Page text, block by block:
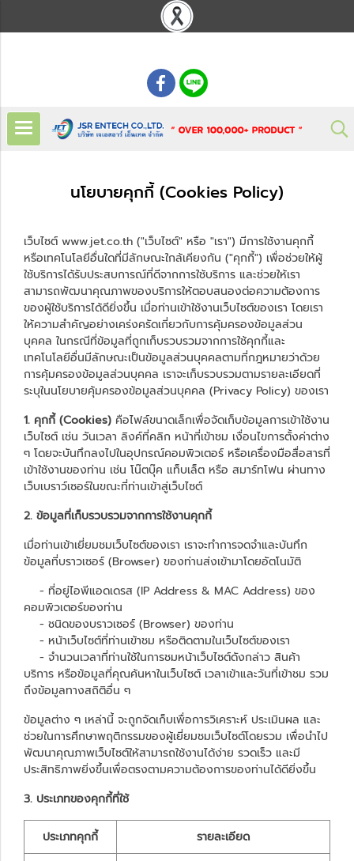
นโยบายคุกกี้ (Cookies Policy)
เว็บไซต์ www.jet.co.th ("เว็บไซต์" หรือ "เรา") มีการใช้งานคุกกี้
หรือเทคโนโลยีอื่นใดที่มีลักษณะใกล้เคียงกัน ("คุกกี้") เพื่อช่วยให้ผู้
ใช้บริการได้รับประสบการณ์ที่ดีจากการใช้บริการ และช่วยให้เรา
สามารถพัฒนาคุณภาพของบริการให้ตอบสนองต่อความต้องการ
ของผู้ใช้บริการได้ดียิ่งขึ้น เมื่อท่านเข้าใช้งานเว็บไซต์ของเรา โดยเรา
ให้ความสำคัญอย่างเคร่งครัดเกี่ยวกับการคุ้มครองข้อมูลส่วน
บุคคล ในกรณีที่ข้อมูลที่ถูกเก็บรวบรวมจากการใช้คุกกี้และ
เทคโนโลยีอื่นมีลักษณะเป็นข้อมูลส่วนบุคคลตามที่กฎหมายว่าด้วย
การคุ้มครองข้อมูลส่วนบุคคล เราจะเก็บรวบรวมตามรายละเอียดที่
ระบุในนโยบายคุ้มครองข้อมูลส่วนบุคคล (Privacy Policy) ของเรา
1. คุกกี้ (Cookies) คือไฟล์ขนาดเล็กเพื่อจัดเก็บข้อมูลการเข้าใช้งาน
เว็บไซต์ เช่น วันเวลา ลิงค์ที่คลิก หน้าที่เข้าชม เงื่อนไขการตั้งค่าต่าง
ๆ โดยจะบันทึกลงไปในอุปกรณ์คอมพิวเตอร์ หรือเครื่องมือสื่อสารที่
เข้าใช้งานของท่าน เช่น โน๊ตบุ๊ค แท็บเล็ต หรือ สมาร์ทโฟน ผ่านทาง
เว็บเบราว์เซอร์ในขณะที่ท่านเข้าสู่เว็บไซต์
2. ข้อมูลที่เก็บรวบรวมจากการใช้งานคุกกี้
เมื่อท่านเข้าเยี่ยมชมเว็บไซต์ของเรา เราจะทำการจดจำและบันทึก
ข้อมูลที่บราวเซอร์ (Browser) ของท่านส่งเข้ามาโดยอัตโนมัติ
- ที่อยู่ไอพีแอดเดรส (IP Address & MAC Address) ของ
คอมพิวเตอร์ของท่าน
- ชนิดของบราวเซอร์ (Browser) ของท่าน
- หน้าเว็บไซต์ที่ท่านเข้าชม หรือติดตามในเว็บไซต์ของเรา
- จำนวนเวลาที่ท่านใช้ในการชมหน้าเว็บไซต์ดังกล่าว สินค้า
บริการ หรือข้อมูลที่คุณค้นหาในเว็บไซต์ เวลาเข้าและวันที่เข้าชม รวม
ถึงข้อมูลทางสถิติอื่น ๆ
ข้อมูลต่าง ๆ เหล่านี้ จะถูกจัดเก็บเพื่อการวิเคราะห์ ประเมินผล และ
ช่วยในการศึกษาพฤติกรรมของผู้เยี่ยมชมเว็บไซต์โดยรวม เพื่อนำไป
พัฒนาคุณภาพเว็บไซต์ให้สามารถใช้งานได้ง่าย รวดเร็ว และมี
ประสิทธิภาพยิ่งขึ้นเพื่อตรงตามความต้องการของท่านได้ดียิ่งขึ้น
3. ประเภทของคุกกี้ที่ใช้
ประเภทคุกกี้ รายละเอียด